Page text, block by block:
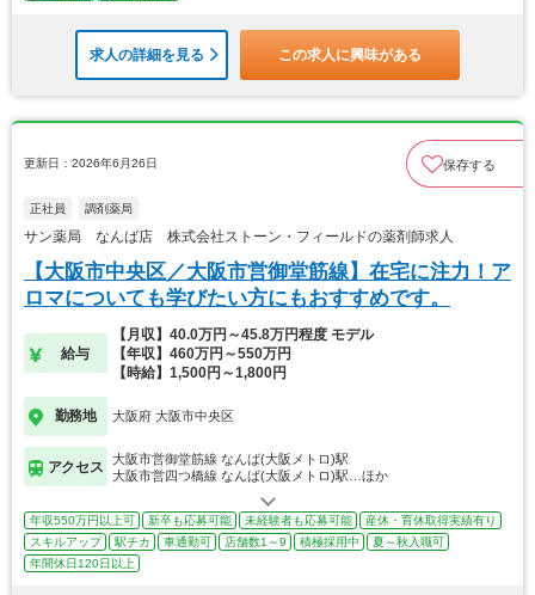
求人の詳細を見る この求人に興味がある
更新日：2026年6月26日 保存する
正社員 調剤薬局
サン薬局 なんば店 株式会社ストーン・フィールドの薬剤師求人
【大阪市中央区／大阪市営御堂筋線】在宅に注力！ア
ロマについても学びたい方にもおすすめです。
給与
【月収】40.0万円～45.8万円程度 モデル
【年収】460万円～550万円
【時給】1,500円～1,800円
勤務地 大阪府 大阪市中央区
アクセス
大阪市営御堂筋線 なんば(大阪メトロ)駅
大阪市営四つ橋線 なんば(大阪メトロ)駅…ほか
年収550万円以上可 新卒も応募可能 未経験者も応募可能
産休・育休取得実績有り
スキルアップ
駅チカ 車通勤可 店舗数1～9 積極採用中
夏～秋入職可
年間休日120日以上